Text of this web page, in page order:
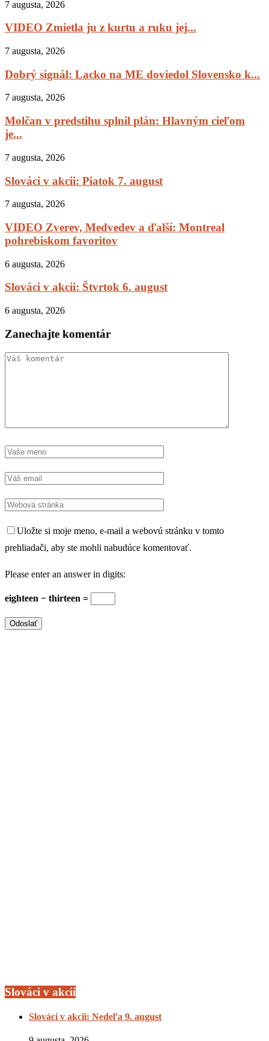
7 augusta, 2026
VIDEO Zmietla ju z kurtu a ruku jej...
7 augusta, 2026
Dobrý signál: Lacko na ME doviedol Slovensko k...
7 augusta, 2026
Molčan v predstihu splnil plán: Hlavným cieľom
je...
7 augusta, 2026
Slováci v akcii: Piatok 7. august
7 augusta, 2026
VIDEO Zverev, Medvedev a ďalší: Montreal
pohrebiskom favoritov
6 augusta, 2026
Slováci v akcii: Štvrtok 6. august
6 augusta, 2026
Zanechajte komentár
Uložte si moje meno, e-mail a webovú stránku v tomto
prehliadači, aby ste mohli nabudúce komentovať.
Please enter an answer in digits:
eighteen − thirteen =
Slováci v akcii
Slováci v akcii: Nedeľa 9. august